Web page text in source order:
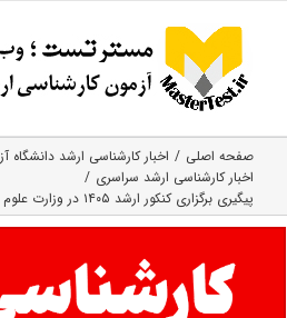
content
صفحه اصلی
اخبار کارشناسی ارشد دانشگاه
اخبار کارشناسی ارشد سراسری
پیگیری برگزاری کنکور ارشد ۱۴۰۵ در وزارت علوم طبق برنامه قبلی